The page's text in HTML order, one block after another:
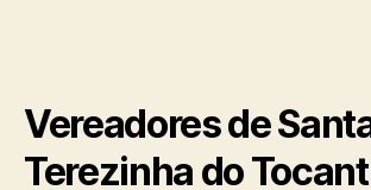
Vereadores de
Terezinha do